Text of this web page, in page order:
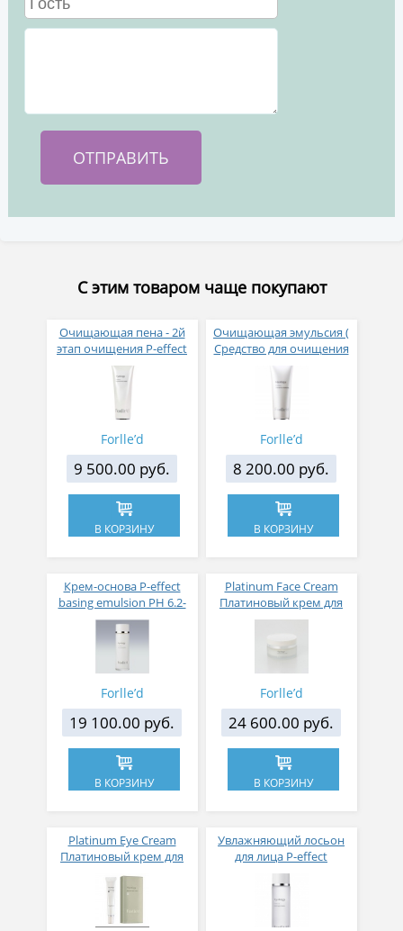
С этим товаром чаще покупают
Очищающая пена - 2й
этап очищения P-effect
re-purerance wash РН 9.0-
11.0
Forlle’d
9 500.00 руб.
В КОРЗИНУ
Очищающая эмульсия (
Средство для очищения
кожи и удаления
макияжа )-1-й этап
Forlle’d
8 200.00 руб.
В КОРЗИНУ
Крем-основа P-effect
basing emulsion РН 6.2-
7.2
Forlle’d
19 100.00 руб.
В КОРЗИНУ
Platinum Face Cream
Платиновый крем для
лица
Forlle’d
24 600.00 руб.
В КОРЗИНУ
Platinum Eye Cream
Платиновый крем для
глаз 9мл
Увлажняющий лосьон
для лица P-effect
refinishing lotion РН 5.4-
6.4